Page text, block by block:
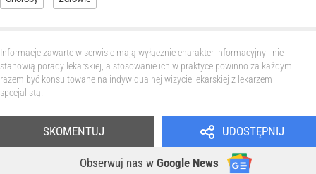
Informacje zawarte w serwisie mają wyłącznie charakter informacyjny i nie
stanowią porady lekarskiej, a stosowanie ich w praktyce powinno za każdym
razem być konsultowane na indywidualnej wizycie lekarskiej z lekarzem
specjalistą.
UDOSTĘPNIJ
Obserwuj nas w Google News
SKOMENTUJ